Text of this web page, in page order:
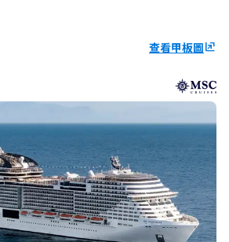
查看甲板圖ungroup